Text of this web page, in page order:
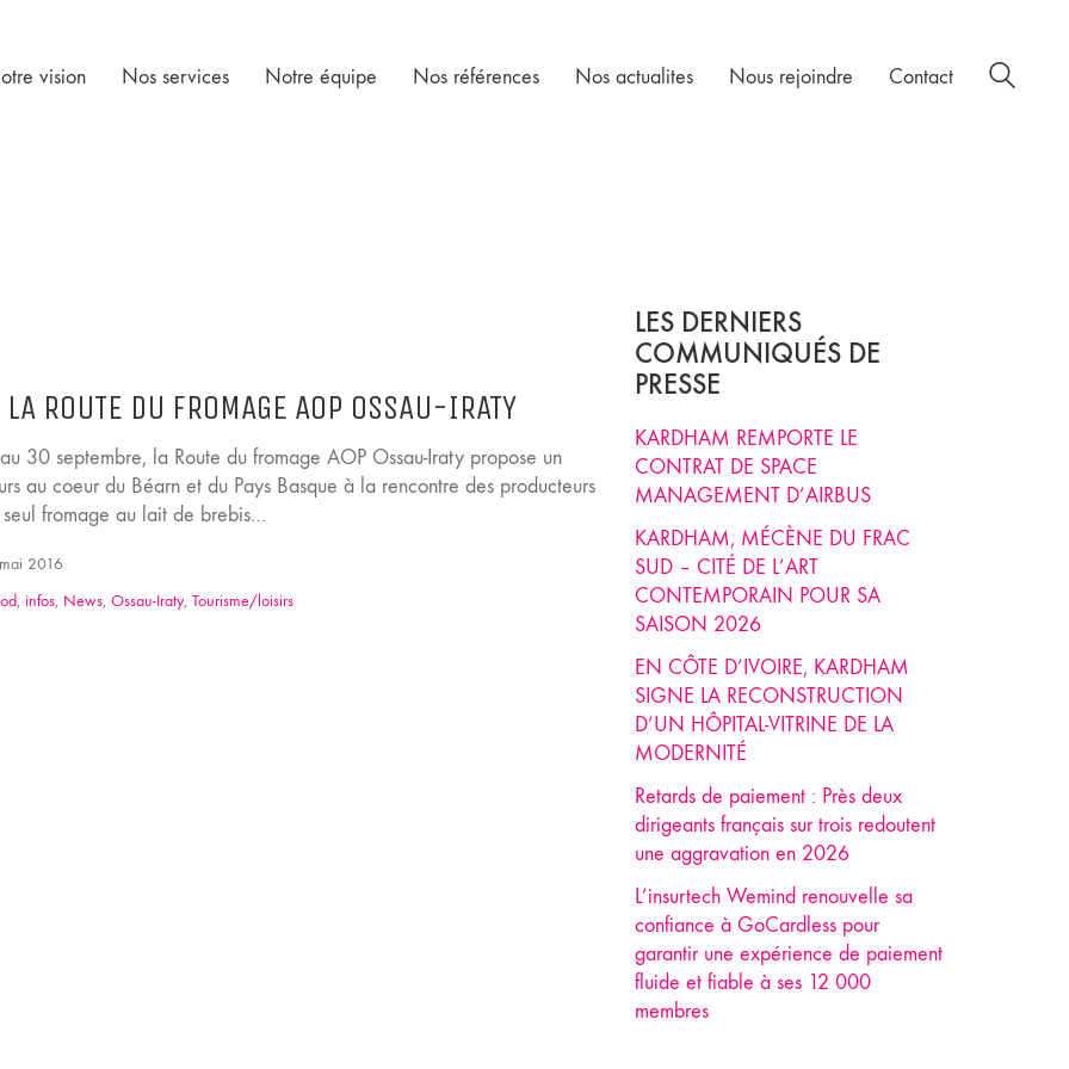
vision Nos services Notre équipe Nos références Nos actualites Nous rejoindre Contact
ROUTE DU FROMAGE AOP OSSAU-IRATY
30 septembre, la Route du fromage AOP Ossau-Iraty propose un
au coeur du Béarn et du Pays Basque à la rencontre des producteurs
fromage au lait de brebis…
2016
,infos, News,Ossau-Iraty,Tourisme/loisirs
LES DERNIERS
COMMUNIQUÉS DE
PRESSE
KARDHAM REMPORTE LE
CONTRAT DE SPACE
MANAGEMENT D’AIRBUS
KARDHAM, MÉCÈNE DU FRAC
SUD – CITÉ DE L’ART
CONTEMPORAIN POUR SA
SAISON 2026
EN CÔTE D’IVOIRE, KARDHAM
SIGNE LA RECONSTRUCTION
D’UN HÔPITAL-VITRINE DE LA
MODERNITÉ
Retards de paiement : Près deux
dirigeants français sur trois redoutent
une aggravation en 2026
L’insurtech Wemind renouvelle sa
confiance à GoCardless pour
garantir une expérience de paiement
fluide et fiable à ses 12 000
membres